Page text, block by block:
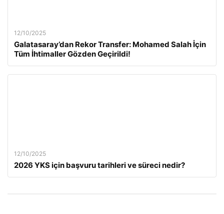
12/10/2025
Galatasaray’dan Rekor Transfer: Mohamed Salah İçin
Tüm İhtimaller Gözden Geçirildi!
12/10/2025
2026 YKS için başvuru tarihleri ve süreci nedir?